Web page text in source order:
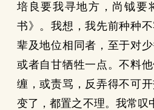
培良要我寻地方，尚钺要
书》。我想，我先前种种
辈及地位相同者，至于对
或者自甘牺牲一点。不料
缠，或责骂，反弄得不可
变了，都置之不理。我常叹